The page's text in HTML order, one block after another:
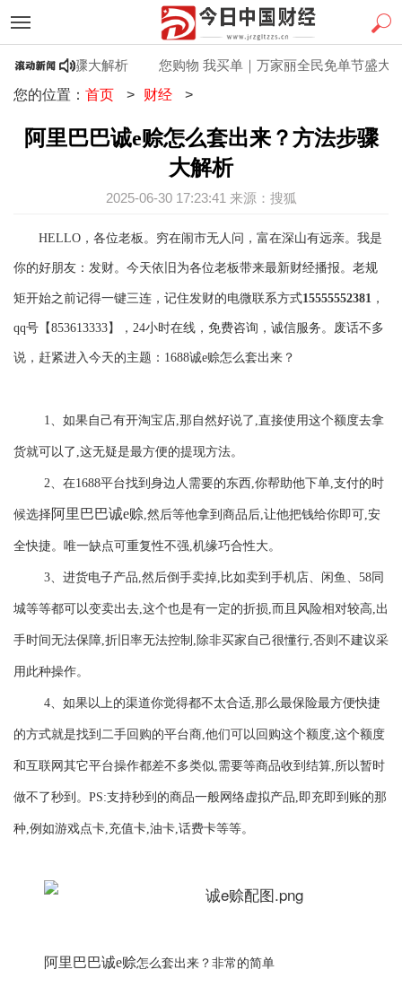
？方法步骤大解析
您购物 我买单｜万家丽全民免单节盛大启
您的位置： 首页 > 财经 >
阿里巴巴诚e赊怎么套出来？方法步骤
大解析
2025-06-30 17:23:41 来源：搜狐
HELLO，各位老板。穷在闹市无人问，富在深山有远亲。 我是
你的好朋友：发财。今天依旧为各位老板带来最新财经播报。老规
矩开始之前记得一键三连，记住发财的电微联系方式15555552381 ，
qq号【853613333】，24小时在线，免费咨询，诚信服务。废话不多
说，赶紧进入今天的主题：1688诚e赊怎么套出来？
1、如果自己有开淘宝店,那自然好说了,直接使用这个额度去拿
货就可以了,这无疑是最方便的提现方法。
2、在1688平台找到身边人需要的东西,你帮助他下单,支付的时
候选择阿里巴巴诚e赊,然后等他拿到商品后,让他把钱给你即可,安
全快捷。唯一缺点可重复性不强,机缘巧合性大。
3、进货电子产品,然后倒手卖掉,比如卖到手机店、闲鱼、58同
城等等都可以变卖出去,这个也是有一定的折损,而且风险相对较高,出
手时间无法保障,折旧率无法控制,除非买家自己很懂行,否则不建议采
用此种操作。
4、如果以上的渠道你觉得都不太合适,那么最保险最方便快捷
的方式就是找到二手回购的平台商,他们可以回购这个额度,这个额度
和互联网其它平台操作都差不多类似,需要等商品收到结算,所以暂时
做不了秒到。PS:支持秒到的商品一般网络虚拟产品,即充即到账的那
种,例如游戏点卡,充值卡,油卡,话费卡等等。
阿里巴巴诚e赊怎么套出来 ？非常的简单